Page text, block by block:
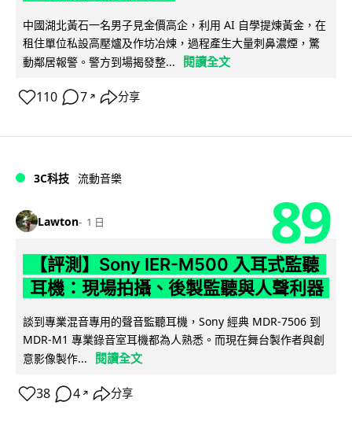
中國湖北黃石一名男子見金價高企，利用 AI 自學提煉黃金，在
租住單位私設高壓爐及作坊冶煉，過程產生大量刺鼻濃煙，驚
動鄰居報警。警方到場揭發整...
閱讀全文
110 7 ↗ 分享
3C科技 流動音樂
Lawton 1 日 89
【評測】Sony IER-M500 入耳式監聽
耳機：現場拍攝、後製監聽與人聲利器
談到專業混音專用的聲音監聽耳機，Sony 經典 MDR-7506 到
MDR-M1 專業錄音室耳機都為人熟悉。而現在舞台製作者與創
意影像製作...
閱讀全文
38 4 ↗ 分享